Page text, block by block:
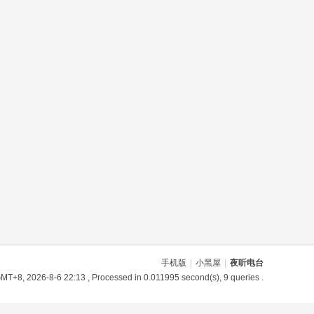
手机版 小黑屋
夜听电台
2026-8-6 22:13 , Processed in 0.011995 second(s), 9 queries .